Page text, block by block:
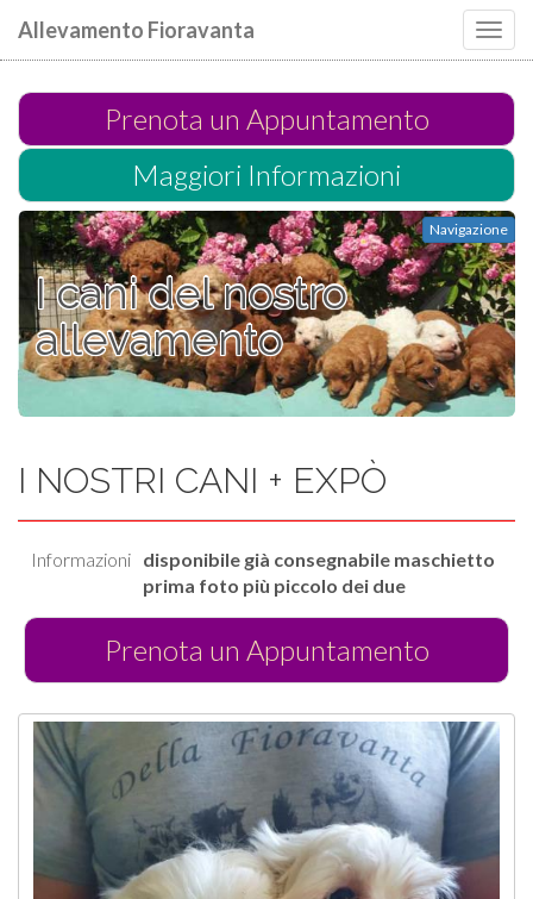
Allevamento Fioravanta
Prenota un Appuntamento
Maggiori Informazioni
Navigazione
I cani del nostro
allevamento
I NOSTRI CANI + EXPÒ
Informazioni disponibile già consegnabile maschietto
prima foto più piccolo dei due
Prenota un Appuntamento